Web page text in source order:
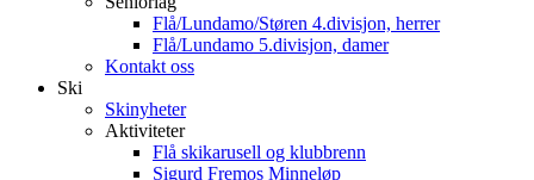
Flå/Lundamo/Støren 4.divisjon, herrer
Flå/Lundamo 5.divisjon, damer
Kontakt oss
Ski
Skinyheter
Aktiviteter
Flå skikarusell og klubbrenn
Sigurd Fremos Minneløp